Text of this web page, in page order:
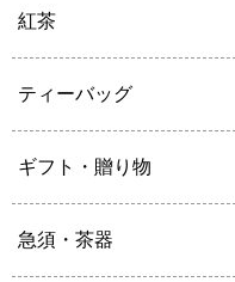
紅茶
ティーバッグ
ギフト・贈り物
急須・茶器